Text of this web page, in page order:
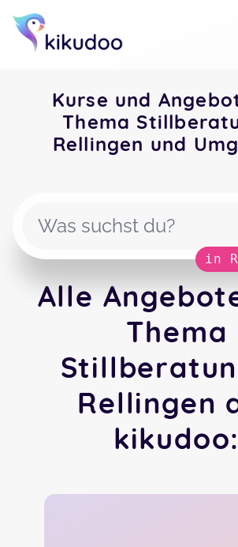
Kurse und
Thema
Rellingen und
in
Alle
Thema
Rellingen
kikudoo: